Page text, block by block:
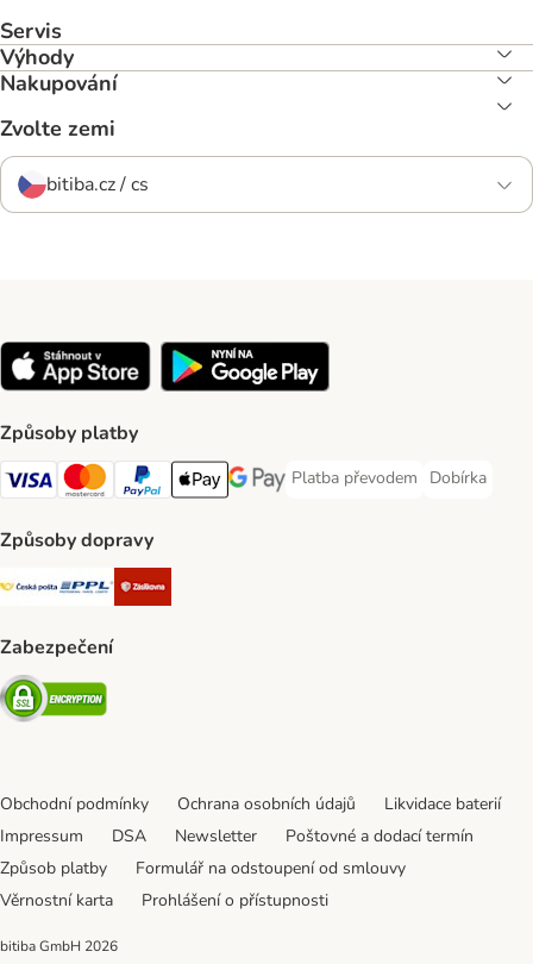
Servis
Výhody
Nakupování
Zvolte zemi
bitiba.cz / cs
Způsoby platby
Visa Payment Method
mastercard Payment Method
PayPal Payment Method
Apple pay Payment Method
Google Pay Payment Method
Platba převodem
Platba převodem Payment
Dobírka
Dobírka
Způsoby dopravy
Česká pošta Shipping Method
PPL Shipping Method
Zabezpečení
Security
Obchodní podmínky Ochrana osobních údajů
Likvidace baterií
Impressum
DSA Newsletter
Poštovné a dodací termín
Způsob platby
Formulář na odstoupení od smlouvy
Věrnostní karta
Prohlášení o přístupnosti
bitiba GmbH 2026